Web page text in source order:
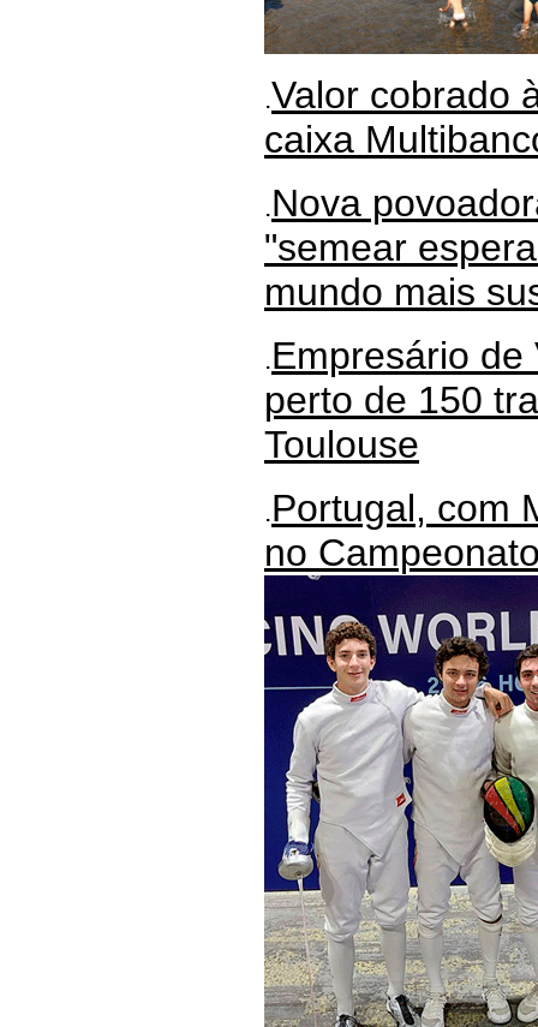
.Valor cobrado
caixa
.Nova
"semear
mundo mais
.Empresário de
perto de 150
Toulouse
.Portugal, com
no